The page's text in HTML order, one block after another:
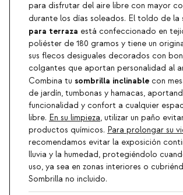
para disfrutar del aire libre con mayor
durante los días soleados. El toldo de la
para terraza está confeccionado en
poliéster de 180 gramos y tiene un
sus flecos desiguales decorados con
colgantes que aportan personalidad al
Combina tu sombrilla inclinable con
de jardín, tumbonas y hamacas,
funcionalidad y confort a cualquier
libre. En su limpieza, utilizar un paño
productos químicos. Para prolongar su
recomendamos evitar la exposición
lluvia y la humedad, protegiéndolo
uso, ya sea en zonas interiores o
Sombrilla no incluido.